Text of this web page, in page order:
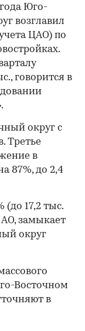
Юго-
возглавил
ЦАО) по
говорится в
округ с
Третье
в
87%, до 2,4
(до 17,2 тыс.
замыкает
округ
Восточном
в